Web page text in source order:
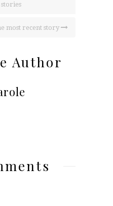
most recent story
Author